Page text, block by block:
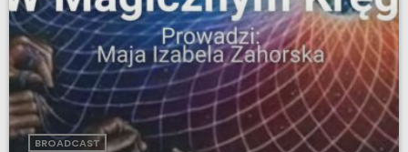
BROADCAST